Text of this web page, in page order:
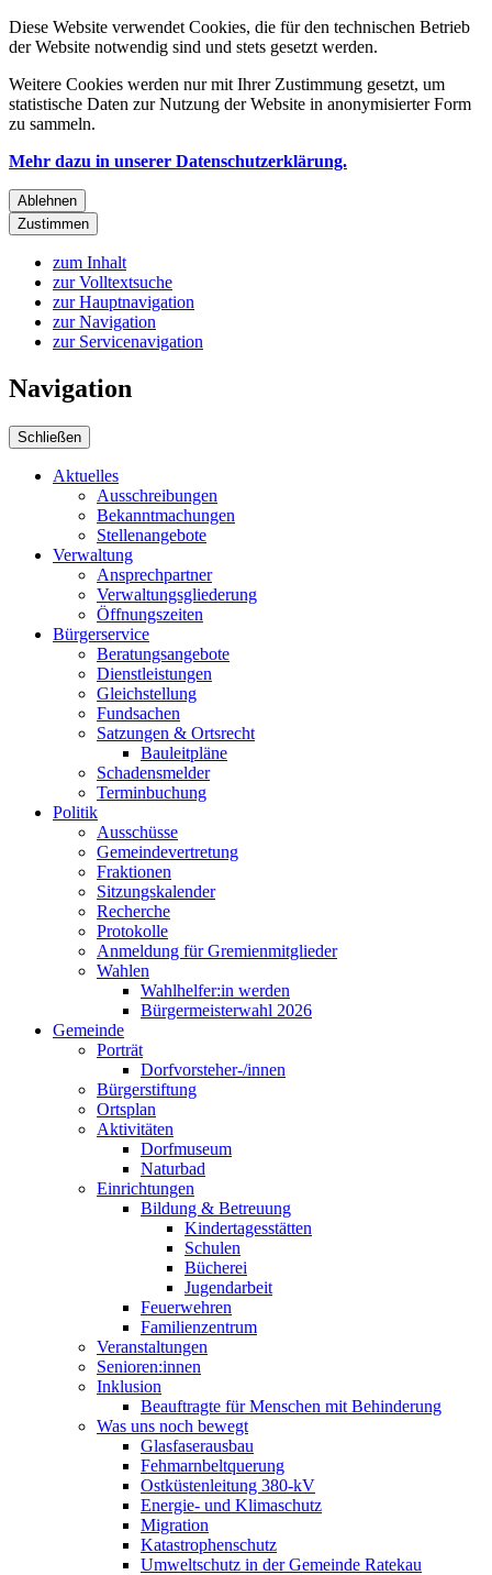
Diese Website verwendet Cookies, die für den technischen Betrieb
der Website notwendig sind und stets gesetzt werden.
Weitere Cookies werden nur mit Ihrer Zustimmung gesetzt, um
statistische Daten zur Nutzung der Website in anonymisierter Form
zu sammeln.
Mehr dazu in unserer Datenschutzerklärung.
Ablehnen
Zustimmen
zum Inhalt
zur Volltextsuche
zur Hauptnavigation
zur Navigation
zur Servicenavigation
Navigation
Schließen
Aktuelles
Ausschreibungen
Bekanntmachungen
Stellenangebote
Verwaltung
Ansprechpartner
Verwaltungsgliederung
Öffnungszeiten
Bürgerservice
Beratungsangebote
Dienstleistungen
Gleichstellung
Fundsachen
Satzungen & Ortsrecht
Bauleitpläne
Schadensmelder
Terminbuchung
Politik
Ausschüsse
Gemeindevertretung
Fraktionen
Sitzungskalender
Recherche
Protokolle
Anmeldung für Gremienmitglieder
Wahlen
Wahlhelfer:in werden
Bürgermeisterwahl 2026
Gemeinde
Porträt
Dorfvorsteher-/innen
Bürgerstiftung
Ortsplan
Aktivitäten
Dorfmuseum
Naturbad
Einrichtungen
Bildung & Betreuung
Kindertagesstätten
Schulen
Bücherei
Jugendarbeit
Feuerwehren
Familienzentrum
Veranstaltungen
Senioren:innen
Inklusion
Beauftragte für Menschen mit Behinderung
Was uns noch bewegt
Glasfaserausbau
Fehmarnbeltquerung
Ostküstenleitung 380-kV
Energie- und Klimaschutz
Migration
Katastrophenschutz
Umweltschutz in der Gemeinde Ratekau